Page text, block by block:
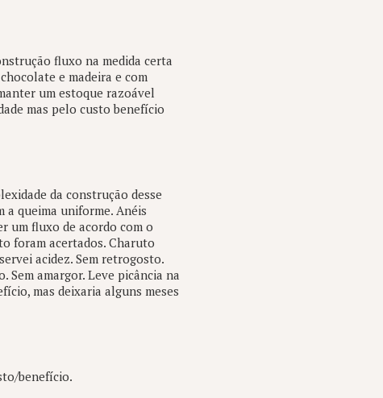
fluxo na medida certa
e madeira e com
um estoque razoável
mas pelo custo benefício
da construção desse
a queima uniforme. Anéis
um fluxo de acordo com o
foram acertados. Charuto
acidez. Sem retrogosto.
Sem amargor. Leve picância na
mas deixaria alguns meses
benefício.